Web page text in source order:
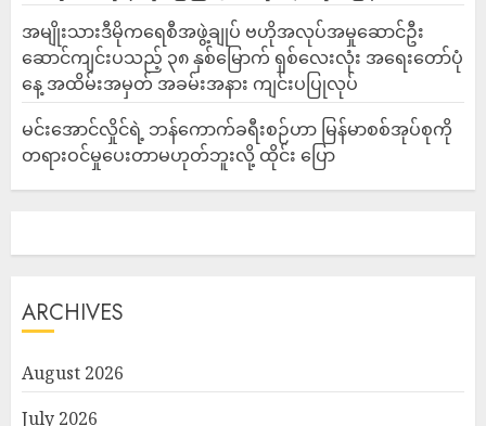
အမျိုးသားဒီမိုကရေစီအဖွဲ့ချုပ် ဗဟိုအလုပ်အမှုဆောင်ဦး
ဆောင်ကျင်းပသည့် ၃၈ နှစ်မြောက် ရှစ်လေးလုံး အရေးတော်ပုံ
နေ့ အထိမ်းအမှတ် အခမ်းအနား ကျင်းပပြုလုပ်
မင်းအောင်လှိုင်ရဲ့ ဘန်ကောက်ခရီးစဉ်ဟာ မြန်မာစစ်အုပ်စုကို
တရားဝင်မှုပေးတာမဟုတ်ဘူးလို့ ထိုင်း ပြော
ARCHIVES
August 2026
July 2026